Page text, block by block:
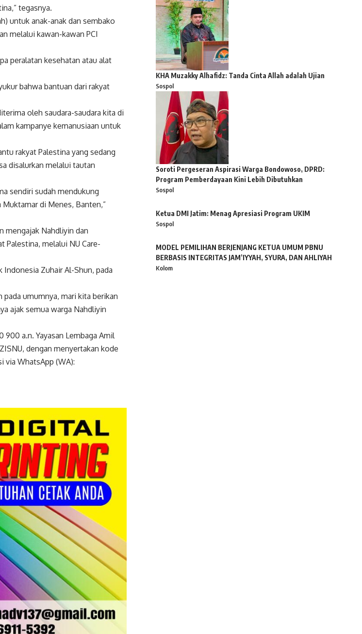
tegasnya.
untuk anak-anak dan sembako
melalui kawan-kawan PCI
peralatan kesehatan atau alat
bahwa bantuan dari rakyat
oleh saudara-saudara kita di
kampanye kemanusiaan untuk
rakyat Palestina yang sedang
disalurkan melalui tautan
sendiri sudah mendukung
di Menes, Banten,”
mengajak Nahdliyin dan
Palestina, melalui NU Care-
Zuhair Al-Shun, pada
pada umumnya, mari kita berikan
ajak semua warga Nahdliyin
900 a.n. Yayasan Lembaga Amil
dengan menyertakan kode
via WhatsApp (WA):
KHA Muzakky Alhafidz: Tanda Cinta Allah adalah Ujian
Sospol
Soroti Pergeseran Aspirasi Warga Bondowoso, DPRD:
Program Pemberdayaan Kini Lebih Dibutuhkan
Sospol
Ketua DMI Jatim: Menag Apresiasi Program UKIM
Sospol
MODEL PEMILIHAN BERJENJANG KETUA UMUM PBNU
BERBASIS INTEGRITAS JAM’IYYAH, SYURA, DAN AHLIYAH
Kolom